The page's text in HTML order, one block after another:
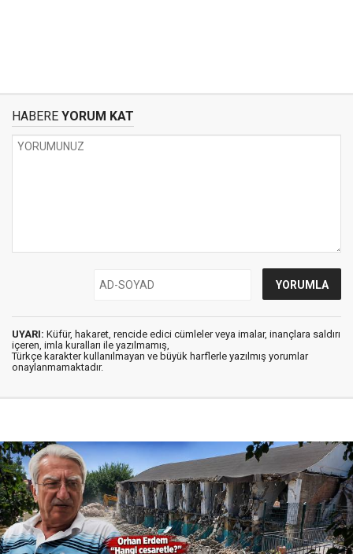
HABERE YORUM KAT
UYARI: Küfür, hakaret, rencide edici cümleler veya imalar, inançlara saldırı
içeren, imla kuralları ile yazılmamış,
Türkçe karakter kullanılmayan ve büyük harflerle yazılmış yorumlar
onaylanmamaktadır.